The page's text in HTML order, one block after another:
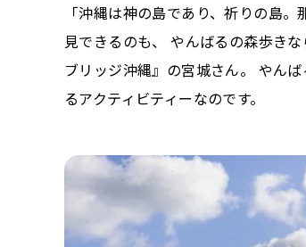
「沖縄は神の島であり、祈りの島
見できるのも、 やんばるの森歩き
ブリッジ沖縄』の宮城さん。 やん
るアクティビティーなのです。